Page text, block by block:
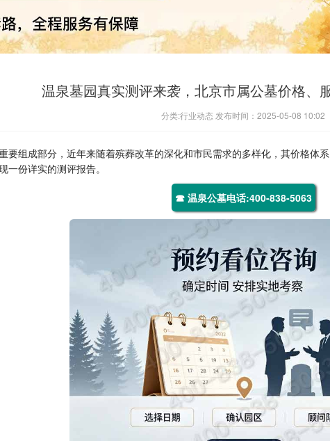
温泉墓园真实测评来袭，北京市属公墓价格、
分类:行业动态 发布时间：2025-05-08 10:02
要组成部分，近年来随着殡葬改革的深化和市民需求的多样化，其价格体
份详实的测评报告。
☎ 温泉公墓电话:400-838-5063